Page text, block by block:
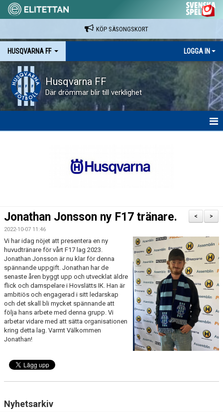
KÖP SÄSONGSKORT
HUSQVARNA FF LOGGA IN
Husqvarna FF
Där drömmar blir till verklighet
FÖRENINGSKALENDER
BILDGALLERI
DOKUMENT
FÖRENINGENS MATCHER
SPONSORER
INTERSPORT
BÖRJA SPELA FOTBOLL I HUSQVARNA FF
>
<
Jonathan Jonsson ny F17 tränare.
2022-10-07 11:46
Vi har idag nöjet att presentera en ny
huvudtränare för vårt F17 lag 2023.
Jonathan Jonsson är nu klar för denna
spännande uppgift. Jonathan har de
senaste åren byggt upp och utvecklat äldre
flick och damspelare i Hovslätts IK. Han är
ambitiös och engagerad i sitt ledarskap
och det skall bli mycket spännande att
följa hans arbete med denna grupp. Vi
arbetar vidare med att sätta organisationen
kring detta lag. Varmt Välkommen
Jonathan!
Nyhetsarkiv